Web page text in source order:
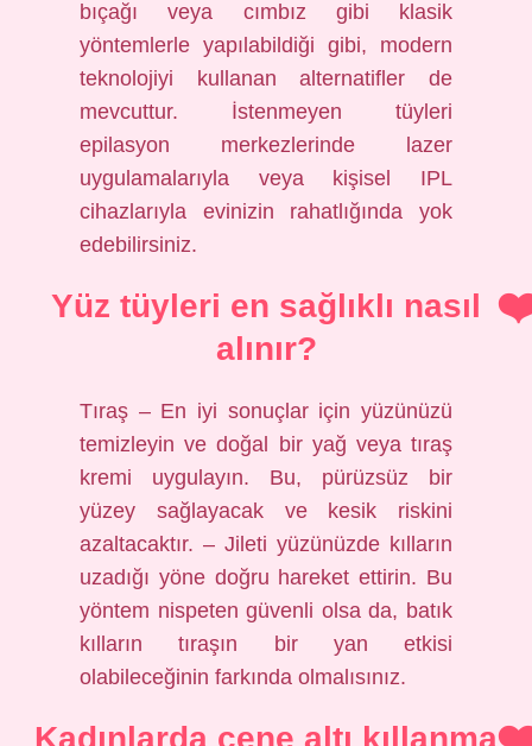
bıçağı veya cımbız gibi klasik
yöntemlerle yapılabildiği gibi, modern
teknolojiyi kullanan alternatifler de
mevcuttur. İstenmeyen tüyleri
epilasyon merkezlerinde lazer
uygulamalarıyla veya kişisel IPL
cihazlarıyla evinizin rahatlığında yok
edebilirsiniz.
Yüz tüyleri en sağlıklı nasıl
alınır?
Tıraş – En iyi sonuçlar için yüzünüzü
temizleyin ve doğal bir yağ veya tıraş
kremi uygulayın. Bu, pürüzsüz bir
yüzey sağlayacak ve kesik riskini
azaltacaktır. – Jileti yüzünüzde kılların
uzadığı yöne doğru hareket ettirin. Bu
yöntem nispeten güvenli olsa da, batık
kılların tıraşın bir yan etkisi
olabileceğinin farkında olmalısınız.
Kadınlarda çene altı kıllanma